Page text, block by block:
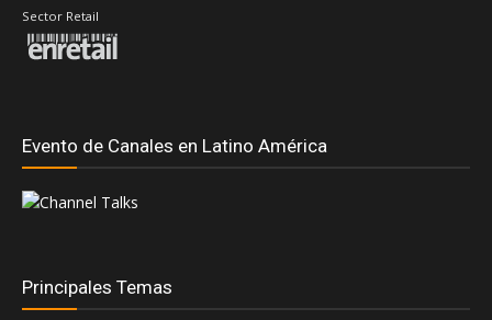
Sector Retail
Evento de Canales en Latino América
Principales Temas